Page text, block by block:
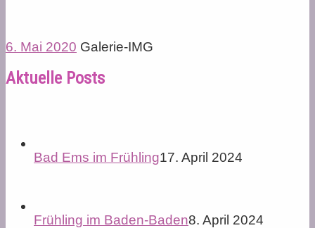
6. Mai 2020 Galerie-IMG
Aktuelle Posts
Bad Ems im Frühling17. April 2024
Frühling im Baden-Baden8. April 2024